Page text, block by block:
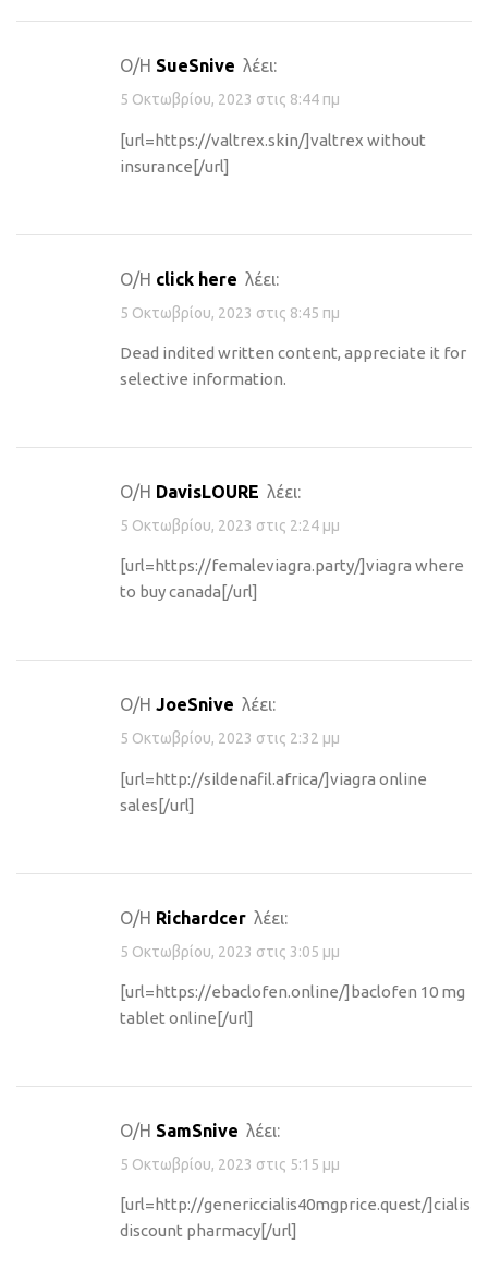
Ο/Η SueSnive λέει:
5 Οκτωβρίου, 2023 στις 8:44 πμ
[url=https://valtrex.skin/]valtrex without
insurance[/url]
Ο/Η click here λέει:
5 Οκτωβρίου, 2023 στις 8:45 πμ
Dead indited written content, appreciate it for
selective information.
Ο/Η DavisLOURE λέει:
5 Οκτωβρίου, 2023 στις 2:24 μμ
[url=https://femaleviagra.party/]viagra where
to buy canada[/url]
Ο/Η JoeSnive λέει:
5 Οκτωβρίου, 2023 στις 2:32 μμ
[url=http://sildenafil.africa/]viagra online
sales[/url]
Ο/Η Richardcer λέει:
5 Οκτωβρίου, 2023 στις 3:05 μμ
[url=https://ebaclofen.online/]baclofen 10 mg
tablet online[/url]
Ο/Η SamSnive λέει:
5 Οκτωβρίου, 2023 στις 5:15 μμ
[url=http://genericcialis40mgprice.quest/]cialis
discount pharmacy[/url]